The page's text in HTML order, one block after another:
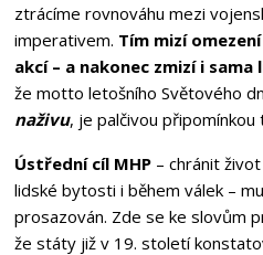
ztrácíme rovnováhu mezi
imperativem. Tím mizí
akcí – a nakonec zmizí i sama
že motto letošního Světového
naživu, je palčivou připomínkou
Ústřední cíl MHP– chránit
lidské bytosti i během válek –
prosazován. Zde se ke slovům
že státy již v 19. století